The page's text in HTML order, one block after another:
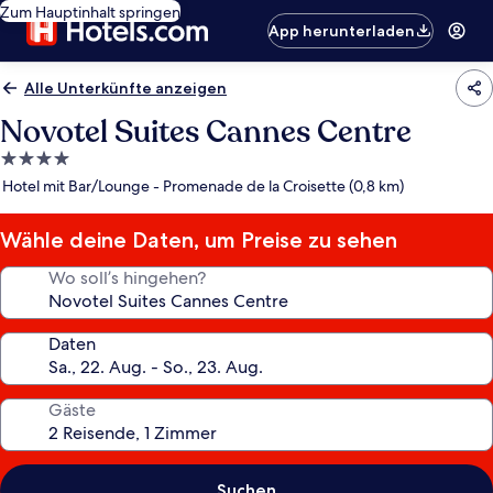
Zum Hauptinhalt springen
App herunterladen
Alle Unterkünfte anzeigen
Novotel Suites Cannes Centre
4.0-
Sterne-
Hotel mit Bar/Lounge - Promenade de la Croisette (0,8 km)
Wähle deine Daten, um Preise zu sehen
Wo soll’s hingehen?
Daten
Gäste